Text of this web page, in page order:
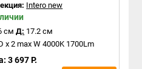
Intero new
см Д: 17.2 см
x 2 max W 4000K 1700Lm
3 697 Р.